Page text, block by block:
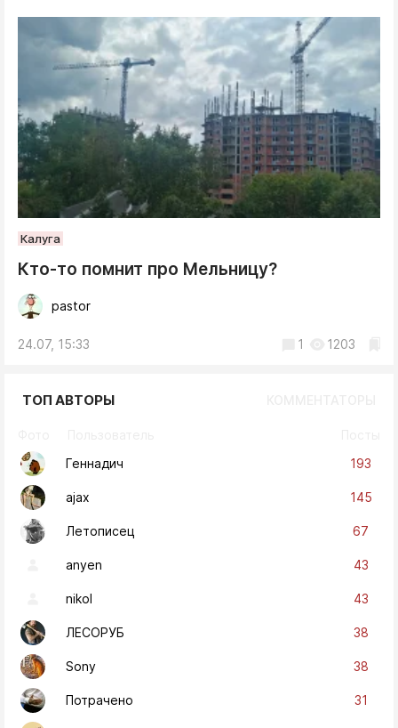
Калуга
Кто-то помнит про Мельницу?
pastor
24.07, 15:33 1 1203
ТОП АВТОРЫ
Геннадич
193
ajax 145
Летописец 67
anyen 43
nikol 43
ЛЕСОРУБ 38
Sony 38
Потрачено 31